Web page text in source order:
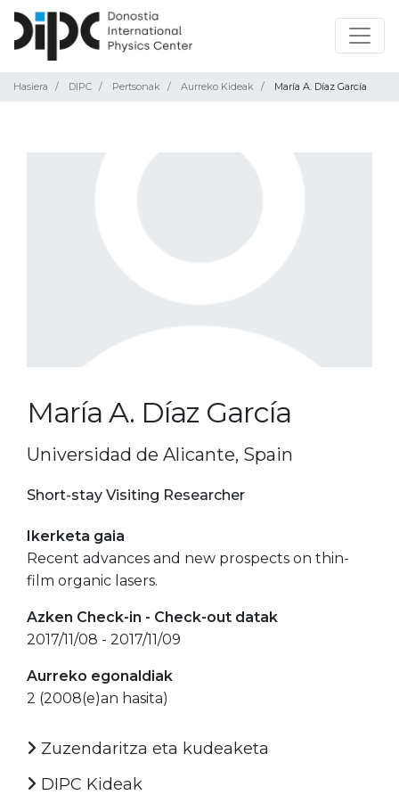
Hasiera DIPC Pertsonak Aurreko Kideak María A. Díaz García
María A. Díaz García
Universidad de Alicante, Spain
Short-stay Visiting Researcher
Ikerketa gaia
Recent advances and new prospects on thin-
film organic lasers.
Azken Check-in - Check-out datak
2017/11/08 - 2017/11/09
Aurreko egonaldiak
2 (2008(e)an hasita)
Zuzendaritza eta kudeaketa
DIPC Kideak